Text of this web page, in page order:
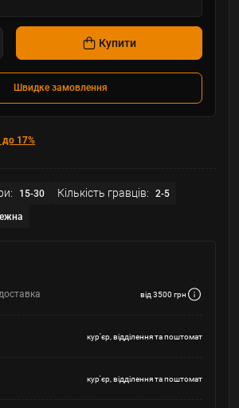
Купити
Швидке замовлення
17%
15-30 Кількість гравців: 2-5
від 3500 грн
кур'єр, відділення та поштомат
кур'єр, відділення та поштомат